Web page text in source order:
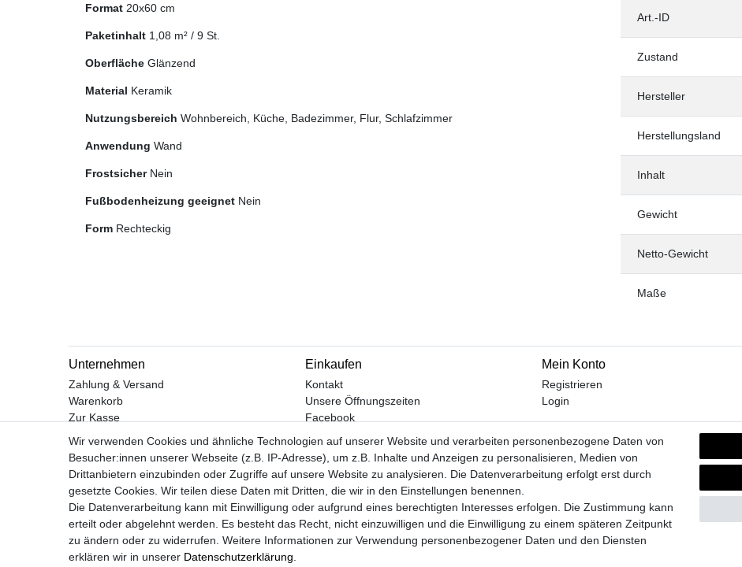
Format 20x60 cm
Paketinhalt 1,08 m² / 9 St.
Oberfläche Glänzend
Material Keramik
Nutzungsbereich Wohnbereich, Küche, Badezimmer, Flur, Schlafzimmer
Anwendung Wand
Frostsicher Nein
Fußbodenheizung geeignet Nein
Form Rechteckig
Art.-ID
Zustand
Hersteller
Herstellungsland
Inhalt
Gewicht
Netto-Gewicht
Maße
Unternehmen
Zahlung & Versand
Warenkorb
Zur Kasse
Einkaufen
Kontakt
Unsere Öffnungszeiten
Facebook
Mein Konto
Registrieren
Login
Widerrufs­recht Widerrufs­formular Impressum Daten­schutz­erklärung
Wir verwenden Cookies und ähnliche Technologien auf unserer Website und verarbeiten personenbezogene Daten von
Besucher:innen unserer Webseite (z.B. IP-Adresse), um z.B. Inhalte und Anzeigen zu personalisieren, Medien von
Drittanbietern einzubinden oder Zugriffe auf unsere Website zu analysieren. Die Datenverarbeitung erfolgt erst durch
gesetzte Cookies. Wir teilen diese Daten mit Dritten, die wir in den Einstellungen benennen.
Die Datenverarbeitung kann mit Einwilligung oder aufgrund eines berechtigten Interesses erfolgen. Die Zustimmung kann
erteilt oder abgelehnt werden. Es besteht das Recht, nicht einzuwilligen und die Einwilligung zu einem späteren Zeitpunkt
zu ändern oder zu widerrufen. Weitere Informationen zur Verwendung personenbezogener Daten und den Diensten
erklären wir in unserer Daten­schutz­erklärung